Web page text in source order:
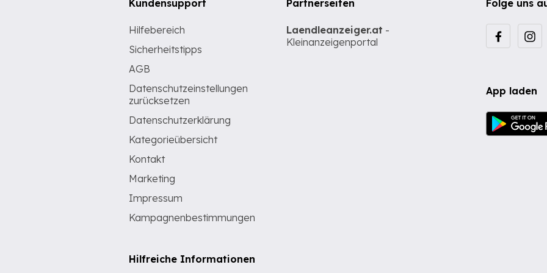
Folge uns
App laden
Kundensupport
Hilfebereich
Sicherheitstipps
AGB
Datenschutzeinstellungen
zurücksetzen
Datenschutzerklärung
Kategorieübersicht
Kontakt
Marketing
Impressum
Kampagnenbestimmungen
Hilfreiche Informationen
Partnerseiten
Laendleanzeiger.at -
Kleinanzeigenportal